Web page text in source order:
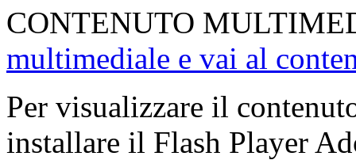
CONTENUTO
multimediale e vai al
Per visualizzare il
installare il Flash Player